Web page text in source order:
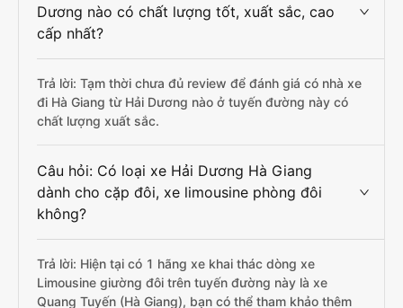
Dương nào có chất lượng tốt, xuất sắc, cao
cấp nhất?
Trả lời: Tạm thời chưa đủ review để đánh giá có nhà xe
đi Hà Giang từ Hải Dương nào ở tuyến đường này có
chất lượng xuất sắc.
Câu hỏi: Có loại xe Hải Dương Hà Giang
dành cho cặp đôi, xe limousine phòng đôi
không?
Trả lời: Hiện tại có 1 hãng xe khai thác dòng xe
Limousine giường đôi trên tuyến đường này là xe
Quang Tuyến (Hà Giang), bạn có thể tham khảo thêm